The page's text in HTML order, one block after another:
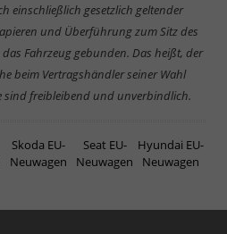
einschließlich gesetzlich geltender
und Überführung zum Sitz des
Fahrzeug gebunden. Das heißt, der
beim Vertragshändler seiner Wahl
sind freibleibend und unverbindlich.
Skoda EU-
Neuwagen
Seat EU-
Neuwagen
Hyundai EU-
Neuwagen